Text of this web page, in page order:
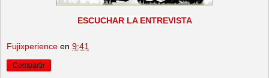
ESCUCHAR LA ENTREVISTA
Fujixperience en 9:41
Compartir